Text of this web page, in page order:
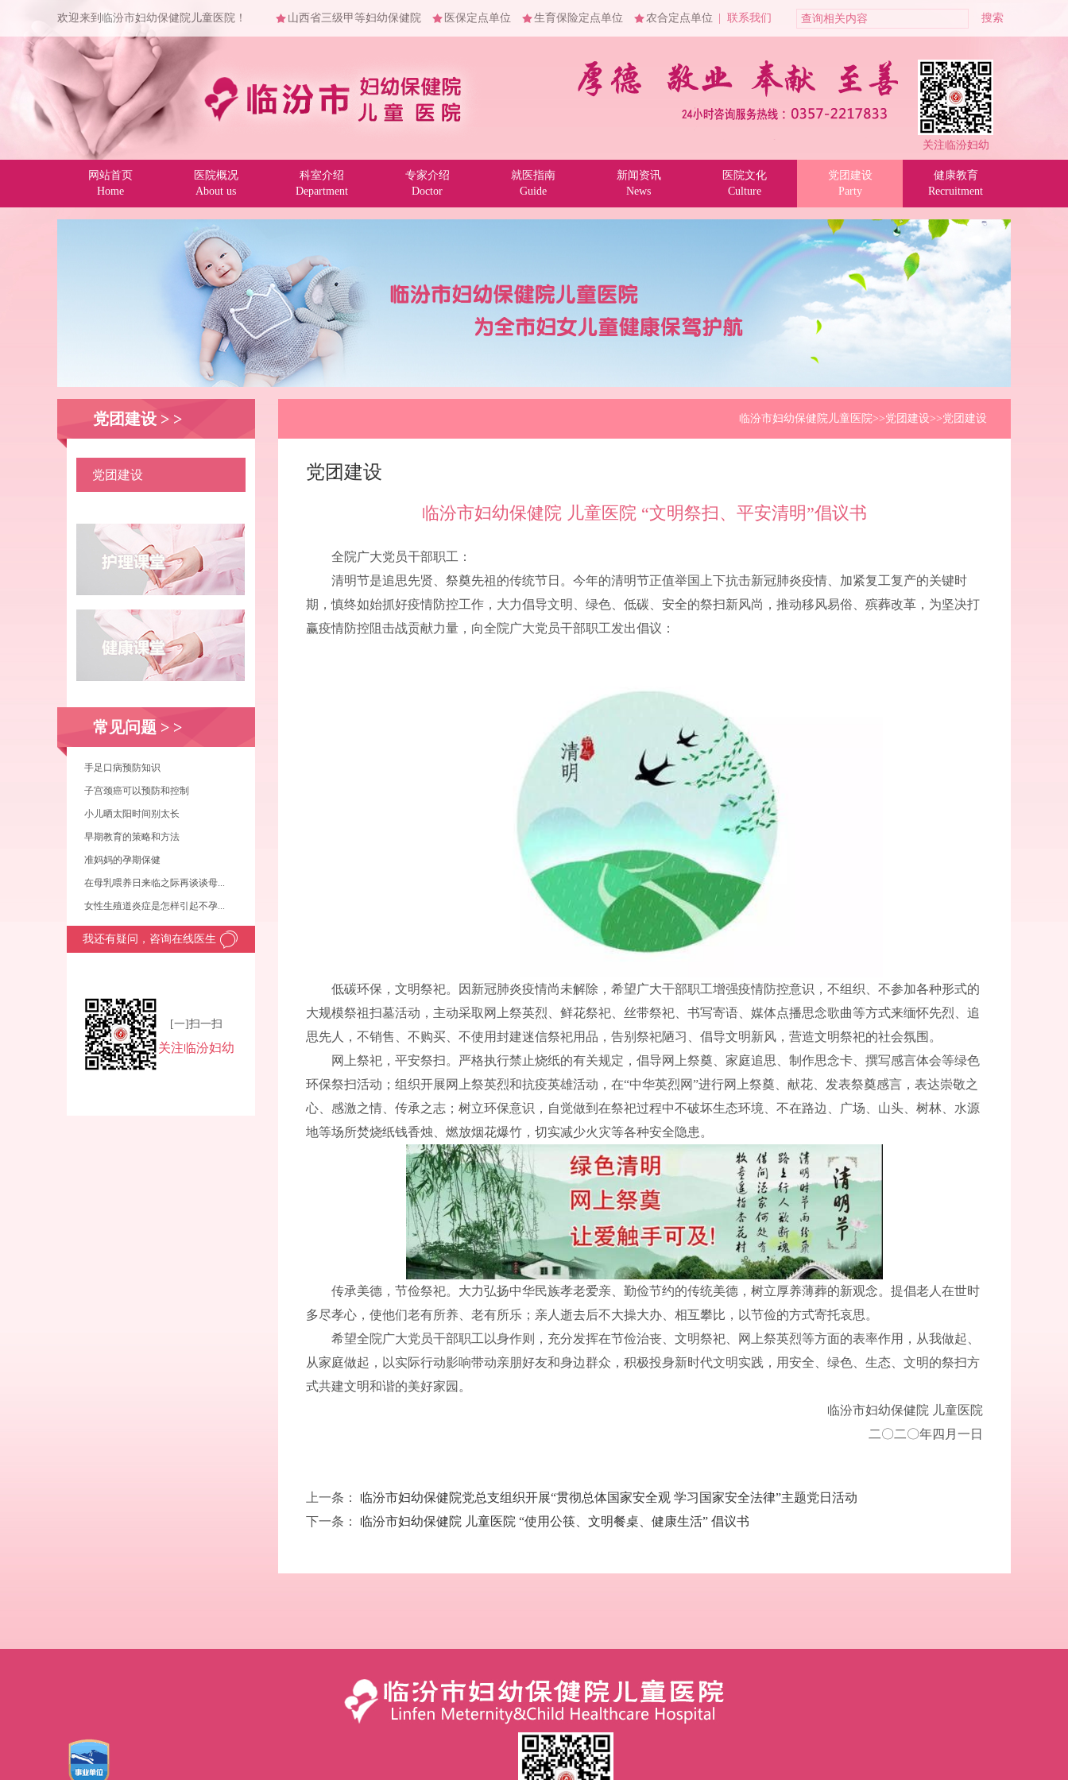
欢迎来到临汾市妇幼保健院儿童医院！ 山西省三级甲等妇幼保健院 医保定点单位 生育保险定点单位 农合定点单位 联系我们
关注临汾妇幼
网站首页
Home
医院概况
About us
科室介绍
Department
专家介绍
Doctor
就医指南
Guide
新闻资讯
News
医院文化
Culture
党团建设
Party
健康教育
Recruitment
党团建设 > >
党团建设
常见问题 > >
手足口病预防知识
子宫颈癌可以预防和控制
小儿晒太阳时间别太长
早期教育的策略和方法
准妈妈的孕期保健
在母乳喂养日来临之际再谈谈母...
女性生殖道炎症是怎样引起不孕...
我还有疑问，咨询在线医生
[一]扫一扫
关注临汾妇幼
临汾市妇幼保健院儿童医院>>党团建设>>党团建设
党团建设
临汾市妇幼保健院 儿童医院 “文明祭扫、平安清明”倡议书
全院广大党员干部职工：
清明节是追思先贤、祭奠先祖的传统节日。今年的清明节正值举国上下抗击新冠肺炎疫情、加紧复工复产的关键时
期，慎终如始抓好疫情防控工作，大力倡导文明、绿色、低碳、安全的祭扫新风尚，推动移风易俗、殡葬改革，为坚决打
赢疫情防控阻击战贡献力量，向全院广大党员干部职工发出倡议：
低碳环保，文明祭祀。因新冠肺炎疫情尚未解除，希望广大干部职工增强疫情防控意识，不组织、不参加各种形式的
大规模祭祖扫墓活动，主动采取网上祭英烈、鲜花祭祀、丝带祭祀、书写寄语、媒体点播思念歌曲等方式来缅怀先烈、追
思先人，不销售、不购买、不使用封建迷信祭祀用品，告别祭祀陋习、倡导文明新风，营造文明祭祀的社会氛围。
网上祭祀，平安祭扫。严格执行禁止烧纸的有关规定，倡导网上祭奠、家庭追思、制作思念卡、撰写感言体会等绿色
环保祭扫活动；组织开展网上祭英烈和抗疫英雄活动，在“中华英烈网”进行网上祭奠、献花、发表祭奠感言，表达崇敬之
心、感激之情、传承之志；树立环保意识，自觉做到在祭祀过程中不破坏生态环境、不在路边、广场、山头、树林、水源
地等场所焚烧纸钱香烛、燃放烟花爆竹，切实减少火灾等各种安全隐患。
传承美德，节俭祭祀。大力弘扬中华民族孝老爱亲、勤俭节约的传统美德，树立厚养薄葬的新观念。提倡老人在世时
多尽孝心，使他们老有所养、老有所乐；亲人逝去后不大操大办、相互攀比，以节俭的方式寄托哀思。
希望全院广大党员干部职工以身作则，充分发挥在节俭治丧、文明祭祀、网上祭英烈等方面的表率作用，从我做起、
从家庭做起，以实际行动影响带动亲朋好友和身边群众，积极投身新时代文明实践，用安全、绿色、生态、文明的祭扫方
式共建文明和谐的美好家园。
临汾市妇幼保健院 儿童医院
二〇二〇年四月一日
上一条： 临汾市妇幼保健院党总支组织开展“贯彻总体国家安全观 学习国家安全法律”主题党日活动
下一条： 临汾市妇幼保健院 儿童医院 “使用公筷、文明餐桌、健康生活” 倡议书